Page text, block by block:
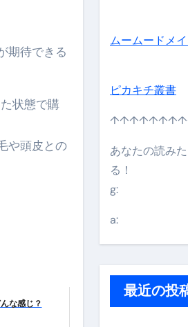
律
期待できる
状態で購
や頭皮との
な感じ？
ムームードメ
ピカキチ叢書
あなたの読み
る！
g:
a:
最近の投